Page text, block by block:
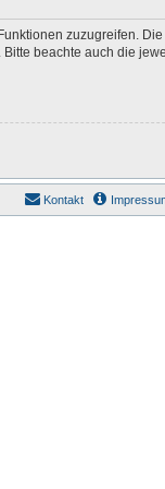
zuzugreifen.
beachte auch die
Kontakt